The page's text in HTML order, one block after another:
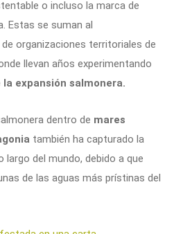
o incluso la marca de
Estas se suman al
de organizaciones territoriales de
llevan años experimentando
expansión salmonera.
dentro de mares
también ha capturado la
del mundo, debido a que
de las aguas más prístinas del